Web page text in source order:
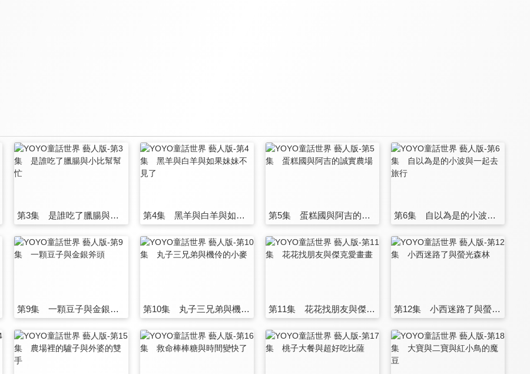
8.0
懶懶與可可
全 16 集
8.5
全 8 集
8.6
小兒子 第四季
全 30 集
第3集 是誰吃了臘腸與小比幫幫忙 第4集 黑羊與白羊與如果妹妹不見了 第5集 蛋糕國與阿吉的誠實農場 第6集 自以為是的小波與一起去旅行
第9集 一顆豆子與金銀斧頭 第10集 丸子三兄弟與機伶的小麥 第11集 花花找朋友與傑克愛畫畫 第12集 小西迷路了與螢光森林